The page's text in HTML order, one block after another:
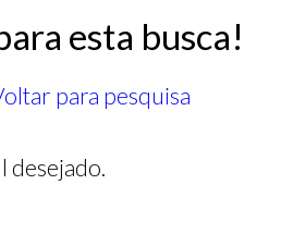
esta busca!
para pesquisa
desejado.